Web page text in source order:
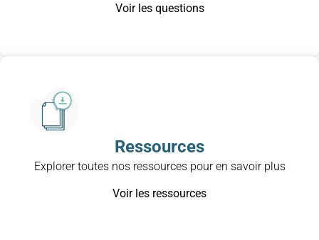
Voir les questions
Ressources
Explorer toutes nos ressources pour en savoir plus
Voir les ressources